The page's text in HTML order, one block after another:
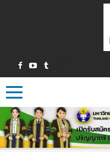
Toggle navigation